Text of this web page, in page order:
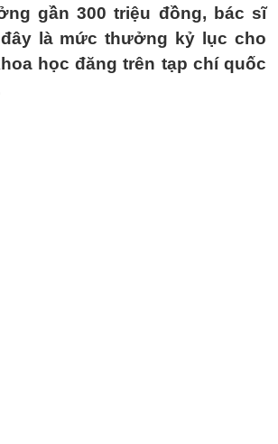
gần 300 triệu đồng, bác sĩ
là mức thưởng kỷ lục cho
học đăng trên tạp chí quốc